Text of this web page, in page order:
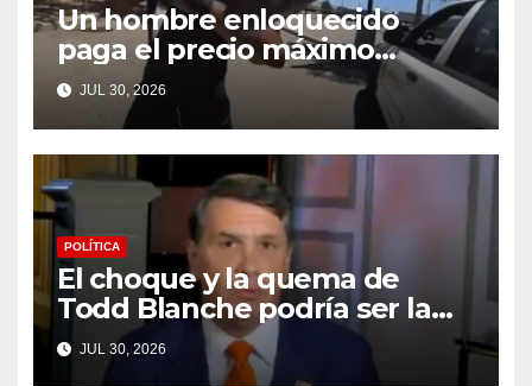
Un hombre enloquecido
paga el precio máximo
después de llevar un cuchillo
a un tiroteo con agentes del
condado de Los Ángeles
(VIDEO) * The Gateway Pundit
* por Cullen Linebarger
JUL 30, 2026
POLÍTICA
El choque y la quema de
Todd Blanche podría ser la
máxima humillación de
Trump
JUL 30, 2026